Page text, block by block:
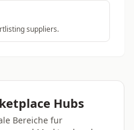
suppliers.
Hubs
Bereiche fur